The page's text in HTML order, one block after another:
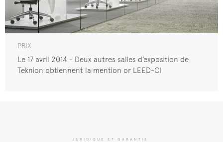
PRIX
Le 17 avril 2014 - Deux autres salles d’exposition de
Teknion obtiennent la mention or LEED-CI
JURIDIQUE ET GARANTIE